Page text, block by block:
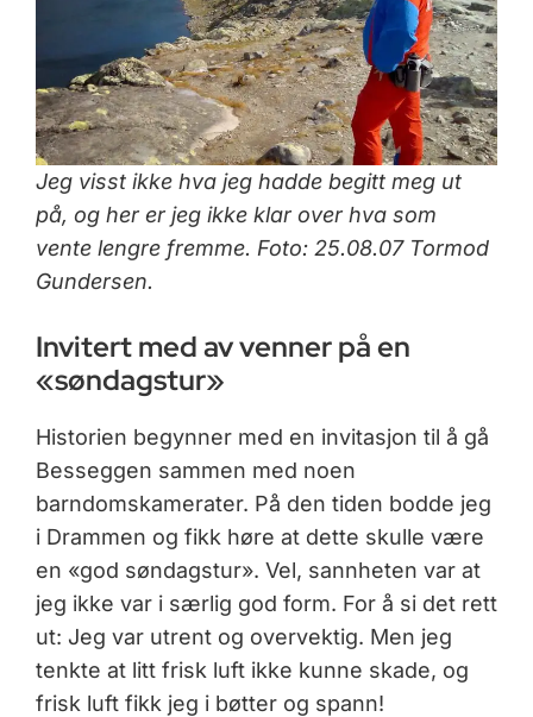
Jeg visst ikke hva jeg hadde begitt meg ut
på, og her er jeg ikke klar over hva som
vente lengre fremme. Foto: 25.08.07 Tormod
Gundersen.
Invitert med av venner på en
«søndagstur»
Historien begynner med en invitasjon til å gå
Besseggen sammen med noen
barndomskamerater. På den tiden bodde jeg
i Drammen og fikk høre at dette skulle være
en «god søndagstur». Vel, sannheten var at
jeg ikke var i særlig god form. For å si det rett
ut: Jeg var utrent og overvektig. Men jeg
tenkte at litt frisk luft ikke kunne skade, og
frisk luft fikk jeg i bøtter og spann!